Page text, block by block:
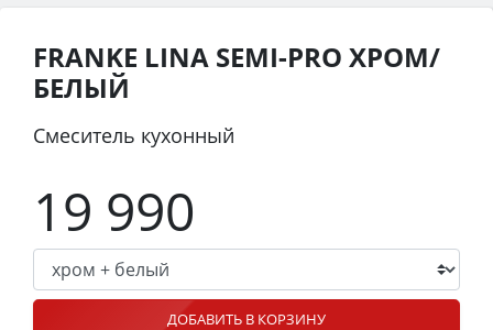
FRANKE LINA SEMI-PRO XРОМ/
БЕЛЫЙ
Смеситель кухонный
19 990
ДОБАВИТЬ В КОРЗИНУ